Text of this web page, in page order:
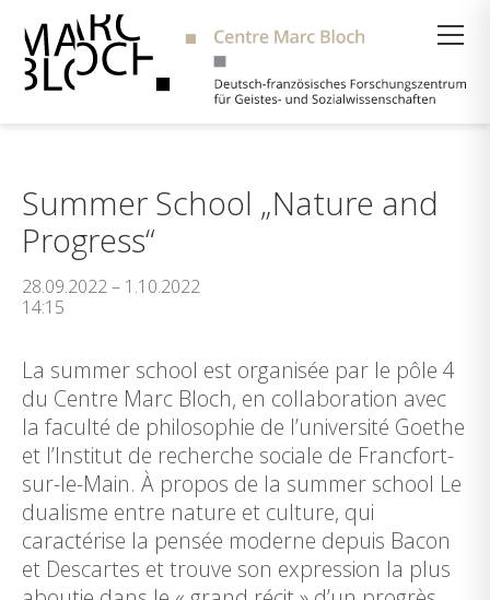
Summer School „Nature and
Progress“
28.09.2022 – 1.10.2022
14:15
La summer school est organisée par le pôle 4
du Centre Marc Bloch, en collaboration avec
la faculté de philosophie de l’université Goethe
et l’Institut de recherche sociale de Francfort-
sur-le-Main. À propos de la summer school Le
dualisme entre nature et culture, qui
caractérise la pensée moderne depuis Bacon
et Descartes et trouve son expression la plus